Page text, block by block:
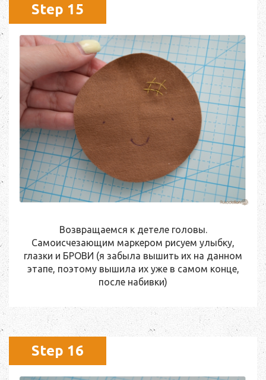
Step 15
Возвращаемся к детеле головы.
Самоисчезающим маркером рисуем улыбку,
глазки и БРОВИ (я забыла вышить их на данном
этапе, поэтому вышила их уже в самом конце,
после набивки)
Step 16